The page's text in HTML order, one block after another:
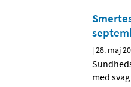
|28. maj
med